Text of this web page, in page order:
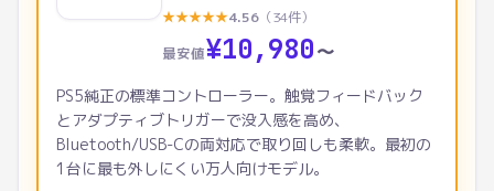
★★★★★4.56 （34件）
最安値¥10,980〜
PS5純正の標準コントローラー。触覚フィードバック
とアダプティブトリガーで没入感を高め、
Bluetooth/USB-Cの両対応で取り回しも柔軟。最初の
1台に最も外しにくい万人向けモデル。